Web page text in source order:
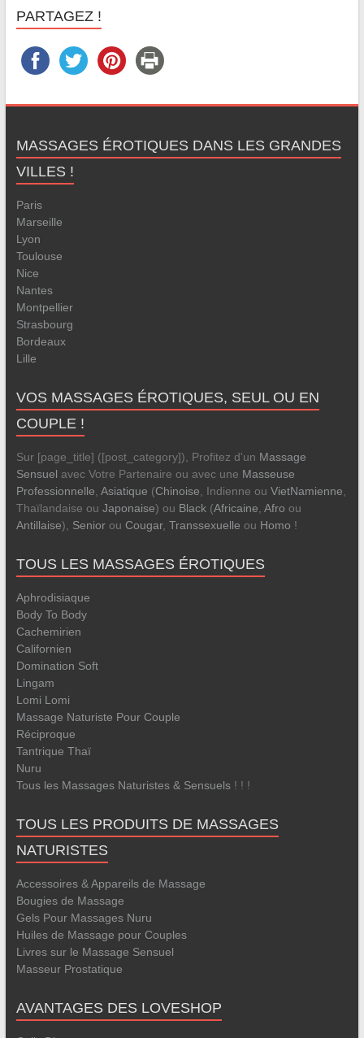
PARTAGEZ !
MASSAGES ÉROTIQUES DANS LES GRANDES
VILLES !
Paris
Marseille
Lyon
Toulouse
Nice
Nantes
Montpellier
Strasbourg
Bordeaux
Lille
VOS MASSAGES ÉROTIQUES, SEUL OU EN
COUPLE !
Sur [page_title] ([post_category]), Profitez d'un Massage
Sensuel avec Votre Partenaire ou avec une Masseuse
Professionnelle, Asiatique (Chinoise, Indienne ou VietNamienne,
Thaïlandaise ou Japonaise) ou Black(Africaine, Afro ou
Antillaise), Seniorou Cougar, Transsexuelle ou Homo !
TOUS LES MASSAGES ÉROTIQUES
Aphrodisiaque
Body To Body
Cachemirien
Californien
Domination Soft
Lingam
Lomi Lomi
Massage Naturiste Pour Couple
Réciproque
Tantrique Thaï
Nuru
Tous les Massages Naturistes & Sensuels! ! !
TOUS LES PRODUITS DE MASSAGES
NATURISTES
Accessoires & Appareils de Massage
Bougies de Massage
Gels Pour Massages Nuru
Huiles de Massage pour Couples
Livres sur le Massage Sensuel
Masseur Prostatique
AVANTAGES DES LOVESHOP